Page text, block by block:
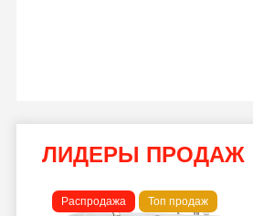
ЛИДЕРЫ ПРОДАЖ
Распродажа Топ продаж